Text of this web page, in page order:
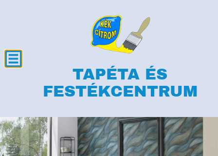
TAPÉTA ÉS
FESTÉKCENTRUM